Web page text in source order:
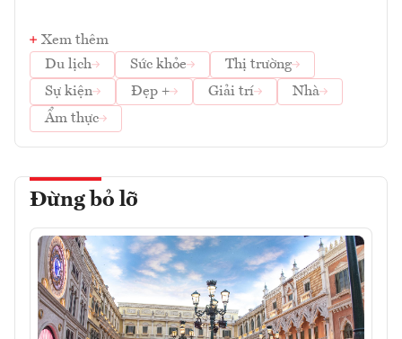
Xem thêm
Du lịch
Sức khỏe
Thị trường
Sự kiện
Đẹp + Giải trí
Nhà
Ẩm thực
Đừng bỏ lỡ